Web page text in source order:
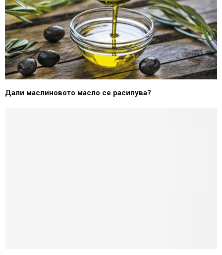
Дали маслиновото масло се расипува?